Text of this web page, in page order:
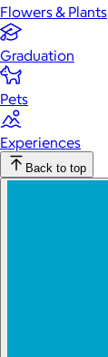
Flowers & Plants
Graduation
Pets
Experiences
Back to top